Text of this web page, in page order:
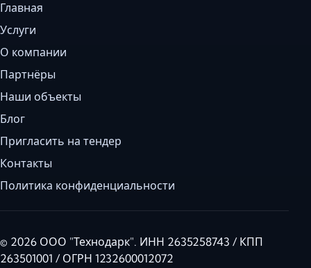
Главная
Услуги
О компании
Партнёры
Наши объекты
Блог
Пригласить на тендер
Контакты
Политика конфиденциальности
© 2026 ООО "Технодарк". ИНН 2635258743 / КПП
263501001 / ОГРН 1232600012072